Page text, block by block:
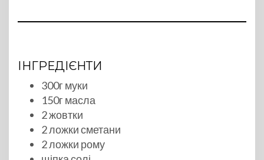
ІНГРЕДІЄНТИ
300г муки
150г масла
2 жовтки
2 ложки сметани
2 ложки рому